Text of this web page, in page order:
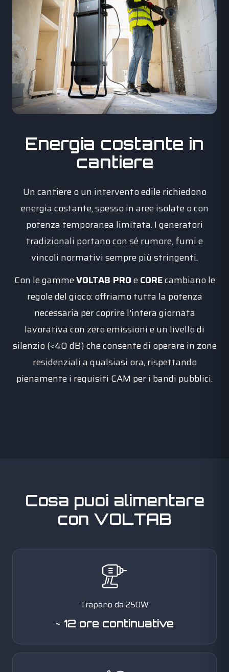
Energia costante in
cantiere
Un cantiere o un intervento edile richiedono
energia costante, spesso in aree isolate o con
potenza temporanea limitata. I generatori
tradizionali portano con sé rumore, fumi e
vincoli normativi sempre più stringenti.
Con le gammeVOLTAB PROeCOREcambiano le
regole del gioco: offriamo tutta la potenza
necessaria per coprire l'intera giornata
lavorativa con zero emissioni e un livello di
silenzio (<40 dB) che consente di operare in zone
residenziali a qualsiasi ora, rispettando
pienamente i requisiti CAM per i bandi pubblici.
Cosa puoi alimentare
con VOLTAB
Trapano da 250W
~ 12 ore continuative